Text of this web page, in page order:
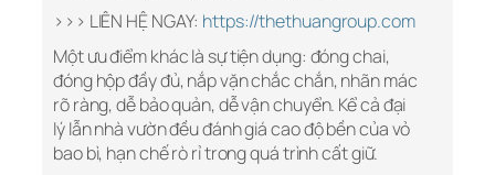
>>> LIÊN HỆ NGAY: https://thethuangroup.com
Một ưu điểm khác là sự tiện dụng: đóng chai,
đóng hộp đầy đủ, nắp vặn chắc chắn, nhãn mác
rõ ràng, dễ bảo quản, dễ vận chuyển. Kể cả đại
lý lẫn nhà vườn đều đánh giá cao độ bền của vỏ
bao bì, hạn chế rò rỉ trong quá trình cất giữ.